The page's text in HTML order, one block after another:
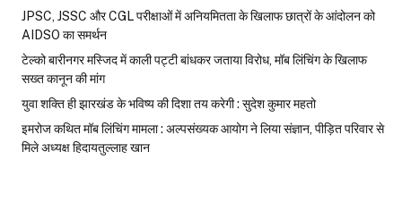
JPSC, JSSC और CGL परीक्षाओं में अनियमितता के खिलाफ छात्रों के आंदोलन को
AIDSO का समर्थन
टेल्को बारीनगर मस्जिद में काली पट्टी बांधकर जताया विरोध, मॉब लिंचिंग के खिलाफ
सख्त कानून की मांग
युवा शक्ति ही झारखंड के भविष्य की दिशा तय करेगी : सुदेश कुमार महतो
इमरोज कथित मॉब लिंचिंग मामला : अल्पसंख्यक आयोग ने लिया संज्ञान, पीड़ित परिवार से
मिले अध्यक्ष हिदायतुल्लाह खान